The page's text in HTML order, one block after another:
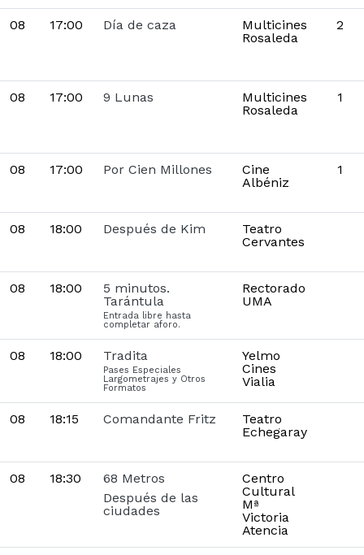
08 17:00 Día de caza
Multicines
Rosaleda
2
08 17:00 9 Lunas
Multicines
Rosaleda
1
08 17:00 Por Cien Millones
Cine
Albéniz
1
08 18:00 Después de Kim
Teatro
Cervantes
08 18:00
5 minutos.
Tarántula
Entrada libre hasta
completar aforo.
Rectorado
UMA
08 18:00 Tradita
Pases Especiales
Largometrajes y Otros
Formatos
Yelmo
Cines
Vialia
08 18:15 Comandante Fritz
Teatro
Echegaray
08 18:30
68 Metros
Después de las
ciudades
Centro
Cultural
Mª
Victoria
Atencia